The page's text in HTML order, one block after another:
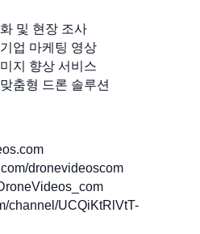
및 현장 조사
업 마케팅 영상
지 향상 서비스
춤형 드론 솔루션
dronevideoscom
channel/UCQiKtRlVtT-